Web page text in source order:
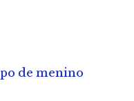
de menino